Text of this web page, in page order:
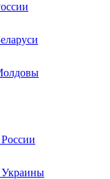
Украины